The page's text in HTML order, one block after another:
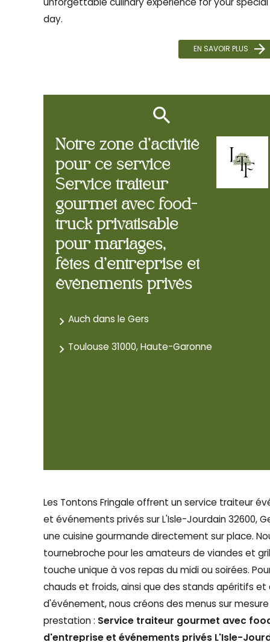
day.
EN SAVOIR PLUS
Notre zone d'activité
pour ce service
Service traiteur
gourmet avec food-
truck privatisable
pour mariages,
fêtes d'entreprise et
événements privés
Auch dans le Gers
Toulouse 31000, Haute-Garonne
Les Tontons Fringale offrent un service traiteur
et événements privés sur L'Isle-Jourdain 32600,
une cuisine gourmande directement sur place.
tournebroche pour les amateurs de viandes et
touche unique à vos repas du midi ou soirées.
chauds et froids, ainsi que des stands apéritifs
d'événement, nous créons des menus sur
prestation : Service traiteur gourmet avec
d'entreprise et événements privés L'Isle-